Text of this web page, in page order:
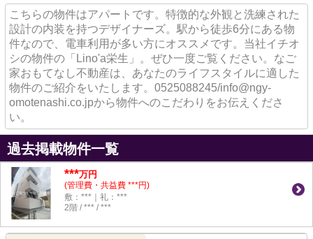
こちらの物件はアパートです。特徴的な外観と洗練された
設計の内装を持つデザイナーズ。駅から徒歩6分にある物
件なので、電車利用が多い方にオススメです。当社イチオ
シの物件の「Lino'a栄生」。ぜひ一度ご覧ください。なご
家おもてなし不動産は、あなたのライフスタイルに適した
物件のご紹介をいたします。0525088245/info@ngy-
omotenashi.co.jpから物件へのこだわりをお伝えくださ
い。
過去掲載物件一覧
***万円
(管理費・共益費 ***円)
敷：***｜礼：***
2階 / *** / ***